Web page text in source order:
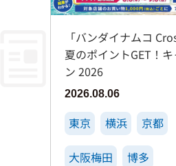
「バンダイナムコ
夏のポイントGET！
ン 2026
2026.08.06
東京 横浜 京都
大阪梅田 博多